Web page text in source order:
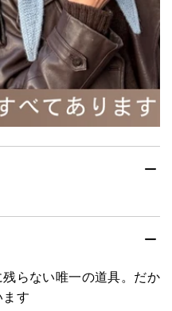
らない唯一の道具。だか
す